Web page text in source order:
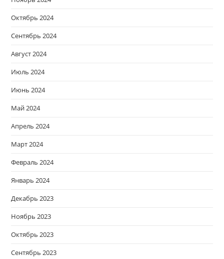
Октябрь 2024
Сентябрь 2024
Август 2024
Июль 2024
Июнь 2024
Май 2024
Апрель 2024
Март 2024
Февраль 2024
Январь 2024
Декабрь 2023
Ноябрь 2023
Октябрь 2023
Сентябрь 2023